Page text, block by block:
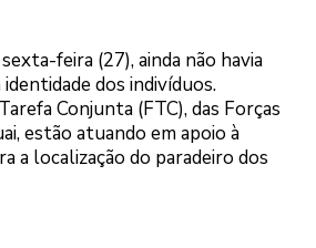
feira (27), ainda não havia
dos indivíduos.
Conjunta (FTC), das Forças
estão atuando em apoio à
a localização do paradeiro dos